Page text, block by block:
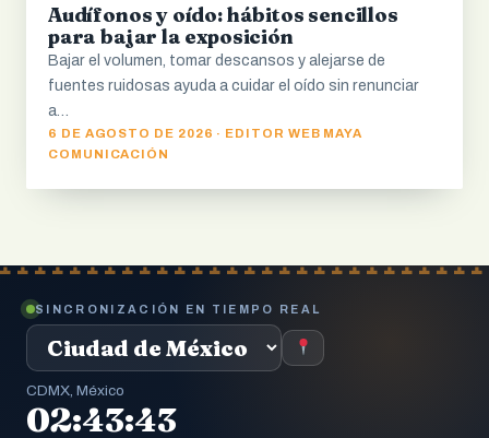
Audífonos y oído: hábitos sencillos
para bajar la exposición
Bajar el volumen, tomar descansos y alejarse de
fuentes ruidosas ayuda a cuidar el oído sin renunciar
a…
6 DE AGOSTO DE 2026 · EDITOR WEB MAYA
COMUNICACIÓN
SINCRONIZACIÓN EN TIEMPO REAL
CDMX, México
02:43:43